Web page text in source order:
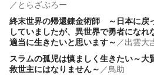
／ とらざぶろー
終末世界の帰還錬金術師 ～日本に戻
していましたが、異世界で勇者になれ
適当に生きたいと思います～ ／出雲大
スラムの孤児は慎ましく生きたい～大
救世主にはなりません～ ／鳥助